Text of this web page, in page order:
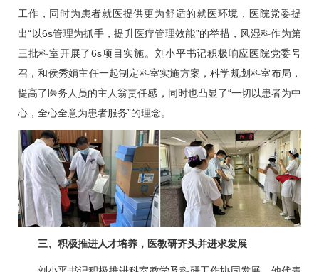
工作，同时为患者就医提供更为舒适的就医环境，医院党委提
出“以6s管理为抓手，提升医疗管理效能”的举措，风湿科作为第
三批科室开展了6s项目实施。 刘小平书记积极响应医院党委号
召，和侯秀娟主任一起制定科室实施方案，科学规划科室布局，
提高了医务人员的主人翁责任感，同时也凸显了“一切以患者为中
心，全心全意为患者服务”的理念。
三、积极推进人才培养，医教研齐头并进求发展